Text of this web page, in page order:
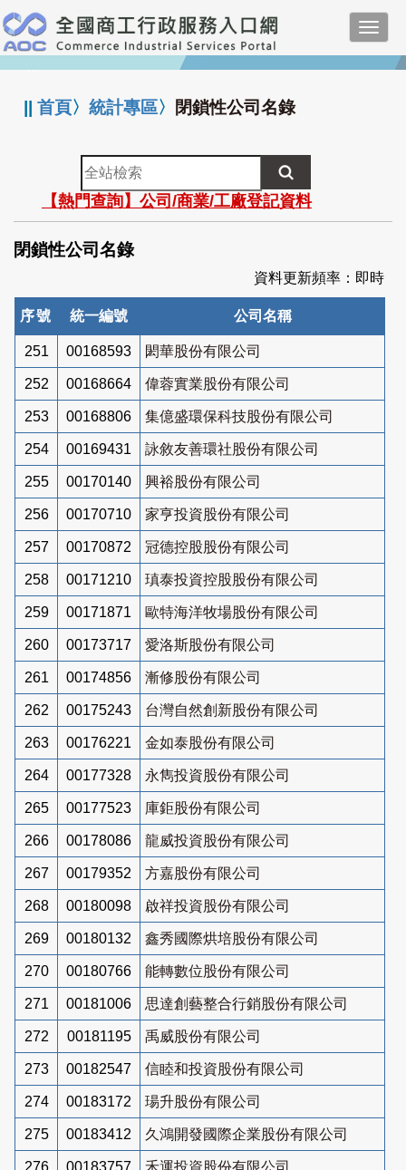
跳
到
主
要
:::
||首頁〉統計專區〉 閉鎖性公司名錄
全
站
檢
索
【熱門查詢】公司/商業/工廠登記資料
閉鎖性公司名錄
資料更新頻率：即時
序號 統一編號 公司名稱
251 00168593 閎華股份有限公司
252 00168664 偉蓉實業股份有限公司
253 00168806 集億盛環保科技股份有限公司
254 00169431 詠敘友善環社股份有限公司
255 00170140 興裕股份有限公司
256 00170710 家亨投資股份有限公司
257 00170872 冠德控股股份有限公司
258 00171210 瑱泰投資控股股份有限公司
259 00171871 歐特海洋牧場股份有限公司
260 00173717 愛洛斯股份有限公司
261 00174856 漸修股份有限公司
262 00175243 台灣自然創新股份有限公司
263 00176221 金如泰股份有限公司
264 00177328 永雋投資股份有限公司
265 00177523 庫鉅股份有限公司
266 00178086 龍威投資股份有限公司
267 00179352 方嘉股份有限公司
268 00180098 啟祥投資股份有限公司
269 00180132 鑫秀國際烘培股份有限公司
270 00180766 能轉數位股份有限公司
271 00181006 思達創藝整合行銷股份有限公司
272 00181195 禹威股份有限公司
273 00182547 信睦和投資股份有限公司
274 00183172 瑒升股份有限公司
275 00183412 久鴻開發國際企業股份有限公司
276 00183757 禾運投資股份有限公司